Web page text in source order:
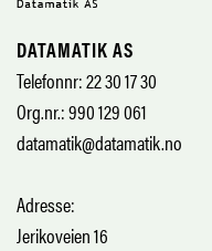
DATAMATIK AS
Telefonnr: 22 30 17 30
Org.nr.: 990 129 061
datamatik@datamatik.no
Adresse:
Jerikoveien 16